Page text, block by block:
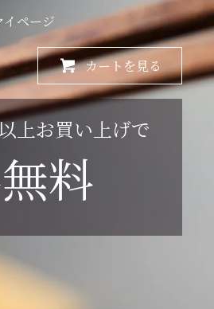
イページ
カートを見る
上お買い上げで
料